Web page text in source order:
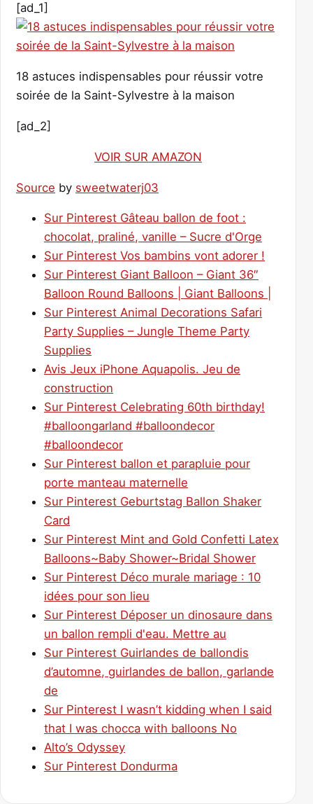
[ad_1]
18 astuces indispensables pour réussir votre
soirée de la Saint-Sylvestre à la maison
[ad_2]
VOIR SUR AMAZON
Source by sweetwaterj03
Sur Pinterest Gâteau ballon de foot :
chocolat, praliné, vanille – Sucre d'Orge
Sur Pinterest Vos bambins vont adorer !
Sur Pinterest Giant Balloon – Giant 36″
Balloon Round Balloons | Giant Balloons |
Sur Pinterest Animal Decorations Safari
Party Supplies – Jungle Theme Party
Supplies
Avis Jeux iPhone Aquapolis. Jeu de
construction
Sur Pinterest Celebrating 60th birthday!
#balloongarland #balloondecor
#balloondecor
Sur Pinterest ballon et parapluie pour
porte manteau maternelle
Sur Pinterest Geburtstag Ballon Shaker
Card
Sur Pinterest Mint and Gold Confetti Latex
Balloons~Baby Shower~Bridal Shower
Sur Pinterest Déco murale mariage : 10
idées pour son lieu
Sur Pinterest Déposer un dinosaure dans
un ballon rempli d'eau. Mettre au
Sur Pinterest Guirlandes de ballondis
d’automne, guirlandes de ballon, garlande
de
Sur Pinterest I wasn’t kidding when I said
that I was chocca with balloons No
Alto’s Odyssey
Sur Pinterest Dondurma